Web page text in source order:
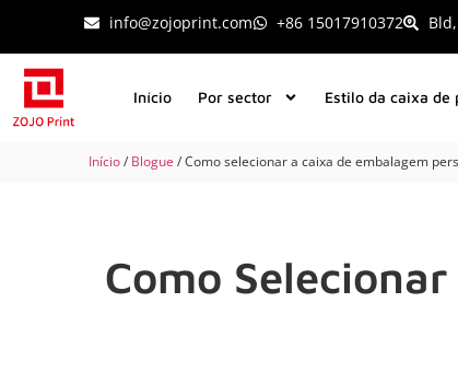
info@zojoprint.com +86 15017910372
Início Por sector Estilo da caixa de
Início/ Blogue / Como selecionar a caixa de embalagem
Como